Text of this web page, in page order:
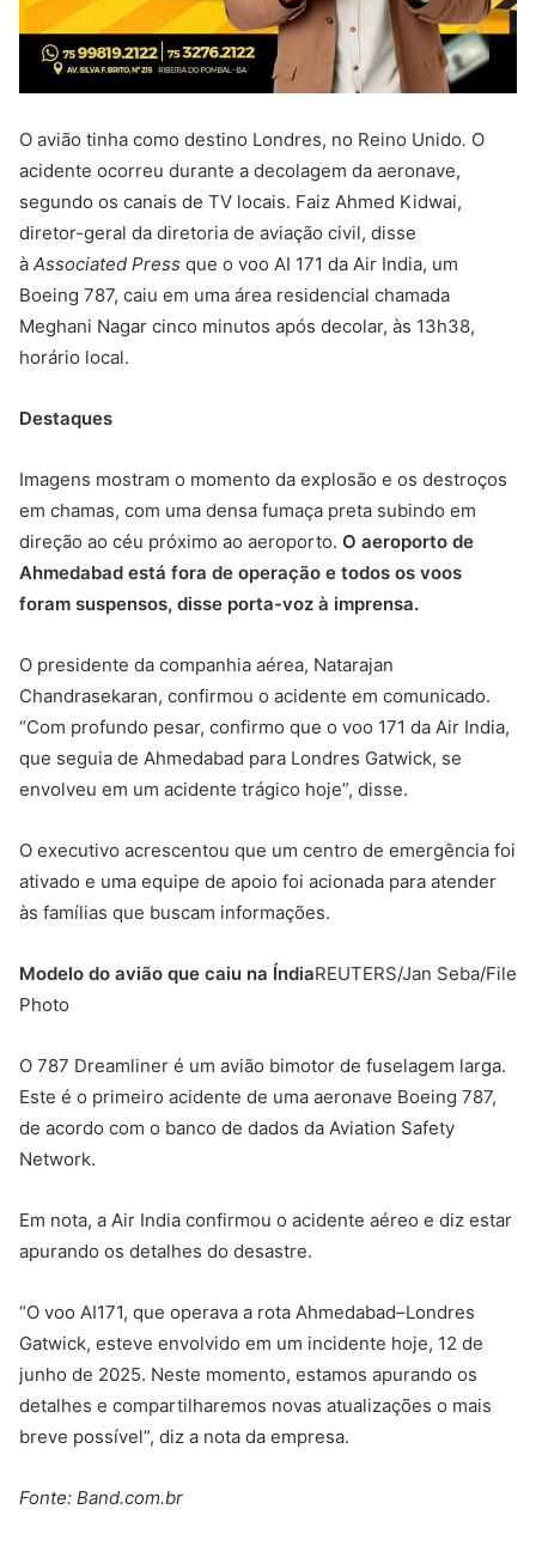
O avião tinha como destino Londres, no Reino Unido. O
acidente ocorreu durante a decolagem da aeronave,
segundo os canais de TV locais. Faiz Ahmed Kidwai,
diretor-geral da diretoria de aviação civil, disse
à Associated Press que o voo AI 171 da Air India, um
Boeing 787, caiu em uma área residencial chamada
Meghani Nagar cinco minutos após decolar, às 13h38,
horário local.
Destaques
Imagens mostram o momento da explosão e os destroços
em chamas, com uma densa fumaça preta subindo em
direção ao céu próximo ao aeroporto. O aeroporto de
Ahmedabad está fora de operação e todos os voos
foram suspensos, disse porta-voz à imprensa.
O presidente da companhia aérea, Natarajan
Chandrasekaran, confirmou o acidente em comunicado.
“Com profundo pesar, confirmo que o voo 171 da Air India,
que seguia de Ahmedabad para Londres Gatwick, se
envolveu em um acidente trágico hoje”, disse.
O executivo acrescentou que um centro de emergência foi
ativado e uma equipe de apoio foi acionada para atender
às famílias que buscam informações.
Modelo do avião que caiu na ÍndiaREUTERS/Jan Seba/File
Photo
O 787 Dreamliner é um avião bimotor de fuselagem larga.
Este é o primeiro acidente de uma aeronave Boeing 787,
de acordo com o banco de dados da Aviation Safety
Network.
Em nota, a Air India confirmou o acidente aéreo e diz estar
apurando os detalhes do desastre.
“O voo AI171, que operava a rota Ahmedabad–Londres
Gatwick, esteve envolvido em um incidente hoje, 12 de
junho de 2025. Neste momento, estamos apurando os
detalhes e compartilharemos novas atualizações o mais
breve possível”, diz a nota da empresa.
Fonte: Band.com.br